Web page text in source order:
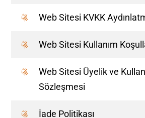
Web Sitesi KVKK
Web Sitesi Kullanım
Web Sitesi Üyelik ve
Sözleşmesi
İade Politikası